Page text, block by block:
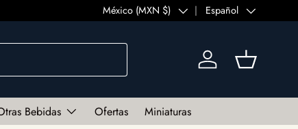
País/Región
México (MXN $) IdiomaEspañol
Iniciar sesión
Cesta
Bebidas Ofertas Miniaturas